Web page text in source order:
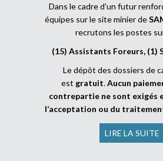
Dans le cadre d’un futur
équipes sur le site minier de
recrutons les postes
(15) Assistants Foreurs, (1)
Le dépôt des dossiers de
est gratuit.Aucun
contrepartie ne sont exigés
l’acceptation ou du
LIRE LA SUITE